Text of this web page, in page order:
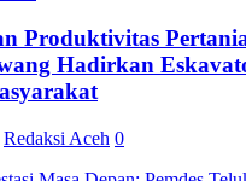
Produktivitas
Hadirkan
Redaksi Aceh 0